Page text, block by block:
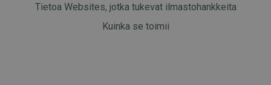
Tietoa Websites, jotka tukevat ilmastohankkeita
Kuinka se toimii